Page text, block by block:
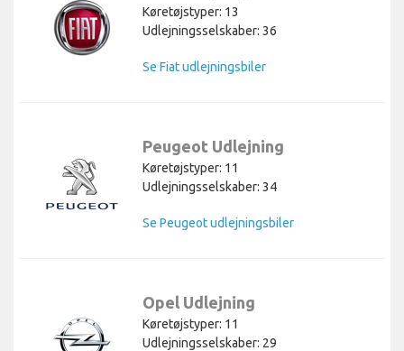
Køretøjstyper: 13
Udlejningsselskaber: 36
Se Fiat udlejningsbiler
Peugeot Udlejning
Køretøjstyper: 11
Udlejningsselskaber: 34
Se Peugeot udlejningsbiler
Opel Udlejning
Køretøjstyper: 11
Udlejningsselskaber: 29